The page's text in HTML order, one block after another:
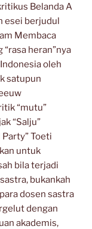
Belanda A
esei berjudul
Membaca
heran”nya
oleh
satupun
“mutu”
“Salju”
Toeti
untuk
bila terjadi
bukankah
dosen sastra
dengan
akademis,